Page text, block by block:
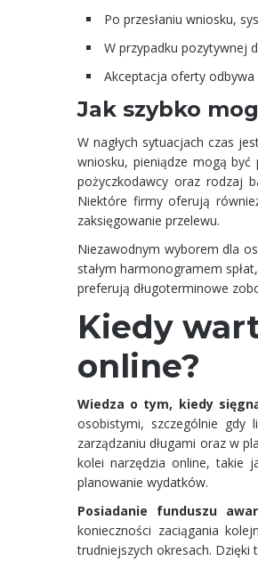
Po przesłaniu wniosku,
W przypadku pozytywnej
Akceptacja oferty odbywa
Jak szybko
W nagłych sytuacjach czas
wniosku, pieniądze mogą
pożyczkodawcy oraz rodzaj
Niektóre firmy oferują
zaksięgowanie przelewu.
Niezawodnym wyborem dla
stałym harmonogramem
preferują długoterminowe
Kiedy
online?
Wiedza o tym, kiedy
osobistymi, szczególnie gdy
zarządzaniu długami oraz w
kolei narzędzia online, takie
planowanie wydatków.
Posiadanie funduszu
konieczności zaciągania
trudniejszych okresach. Dzięki